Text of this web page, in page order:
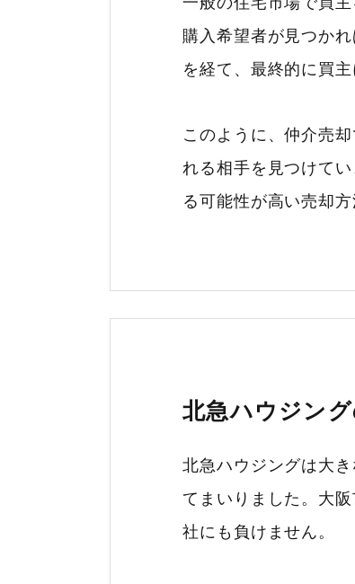
購入希望者が見つか
を経て、最終的に買
このように、仲介売
れる相手を見つけて
る可能性が高い売却方
北急ハウジン
北急ハウジングは大
てまいりました。大
社にも負けません。